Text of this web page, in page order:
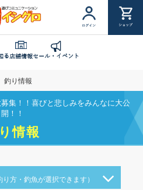
ログイン ショップ
る店舗情報セール・イベント
釣り情報
集！！喜びと悲しみをみんなに大公
開！！
情報
り方・釣魚が選択できます）